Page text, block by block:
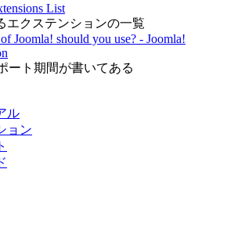
List
エクステンションの一覧
Joomla! should you use? - Joomla!
ート期間が書いてある
ル
ョン